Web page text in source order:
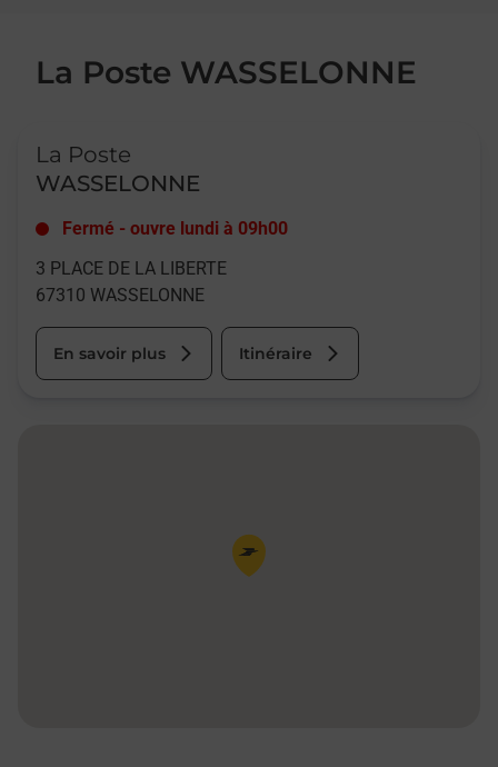
La Poste WASSELONNE
La Poste
WASSELONNE
Fermé - ouvre lundi à 09h00
3 PLACE DE LA LIBERTE
67310 WASSELONNE
En savoir plus Itinéraire
Pin de la carte